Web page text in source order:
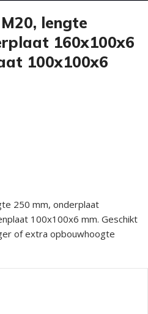
lengte
160x100x6
100x100x6
250 mm, onderplaat
100x100x6 mm. Geschikt
of extra opbouwhoogte